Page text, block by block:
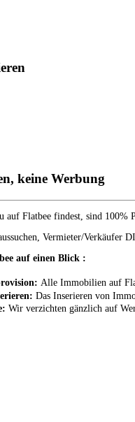
keine Werbung
auf Flatbee findest, sind 100%
Vermieter/
auf einen Blick :
Alle Immobilien auf
Das Inserieren von
Wir verzichten gänzlich auf